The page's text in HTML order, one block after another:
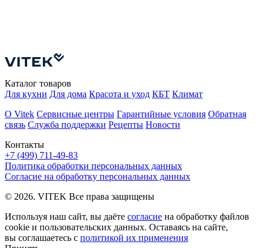
Контакты
+7 (499) 711-49-83
Каталог товаров
Для кухни Для дома Красота и уход КБТ Климат
О Vitek Сервисные центры Гарантийные условия Обратная
связь Служба поддержки Рецепты Новости
Политика обработки персональных данных
Согласие на обработку персональных данных
© 2026. VITEK Все права защищены
Используя наш сайт, вы даёте согласие на обработку файлов
cookie и пользовательских данных. Оставаясь на сайте,
вы соглашаетесь с политикой их применения